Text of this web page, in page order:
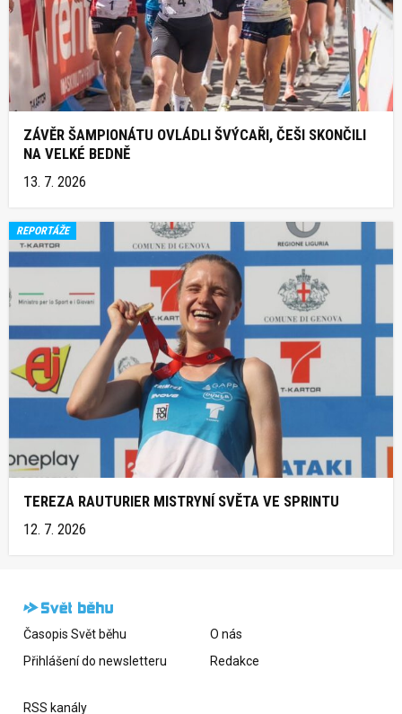
ZÁVĚR ŠAMPIONÁTU OVLÁDLI ŠVÝCAŘI, ČEŠI SKONČILI
NA VELKÉ BEDNĚ
13. 7. 2026
REPORTÁŽE
TEREZA RAUTURIER MISTRYNÍ SVĚTA VE SPRINTU
12. 7. 2026
Časopis Svět běhu
Přihlášení do newsletteru
O nás
Redakce
RSS kanály